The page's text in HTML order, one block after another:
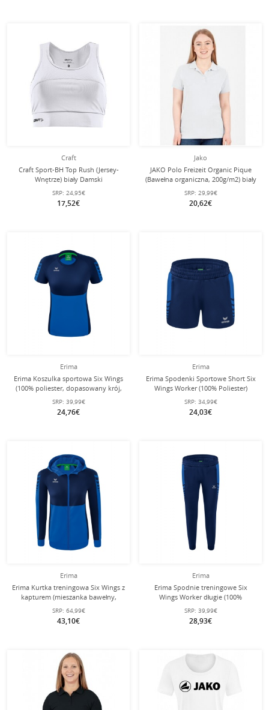
Craft
Craft Sport-BH Top Rush (Jersey-
Wnętrze) biały Damski
SRP: 24,95€
17,52€
Jako
JAKO Polo Freizeit Organic Pique
(Bawełna organiczna, 200g/m2) biały
damski
SRP: 29,99€
20,62€
Erima
Erima Koszulka sportowa Six Wings
(100% poliester, dopasowany krój,
szybkoschnący) niebieski/granatowy
damska
SRP: 39,99€
24,76€
Erima
Erima Spodenki Sportowe Short Six
Wings Worker (100% Poliester)
krótkie niebieskie/granatowe
Damskie
SRP: 34,99€
24,03€
Erima
Erima Kurtka treningowa Six Wings z
kapturem (mieszanka bawełny,
miękka, wygodna, dopasowany
krój) niebieska/granatowa damska
SRP: 64,99€
43,10€
Erima
Erima Spodnie treningowe Six
Wings Worker długie (100%
poliester, sportowy krój) niebieski
królewski/granatowy damskie
SRP: 39,99€
28,93€